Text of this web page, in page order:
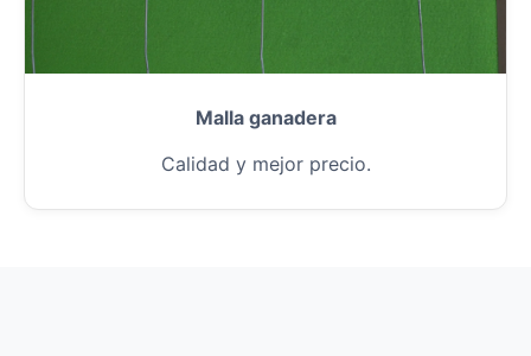
Malla ganadera
Calidad y mejor precio.